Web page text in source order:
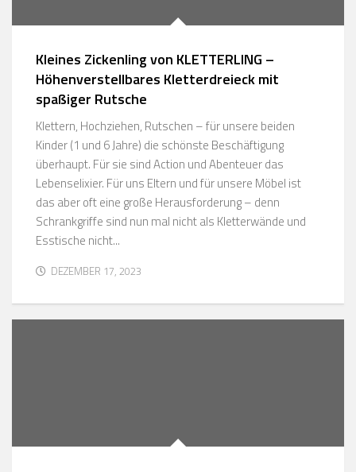
Kleines Zickenling von KLETTERLING –
Höhenverstellbares Kletterdreieck mit
spaßiger Rutsche
Klettern, Hochziehen, Rutschen – für unsere beiden
Kinder (1 und 6 Jahre) die schönste Beschäftigung
überhaupt. Für sie sind Action und Abenteuer das
Lebenselixier. Für uns Eltern und für unsere Möbel ist
das aber oft eine große Herausforderung – denn
Schrankgriffe sind nun mal nicht als Kletterwände und
Esstische nicht...
DEZEMBER 17, 2023